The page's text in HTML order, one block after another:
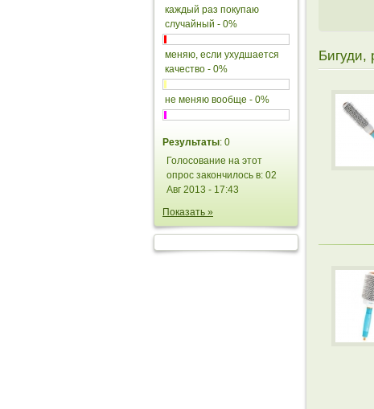
каждый раз покупаю
случайный - 0%
меняю, если ухудшается
качество - 0%
не меняю вообще - 0%
Результаты: 0
Голосование на этот
опрос закончилось в: 02
Авг 2013 - 17:43
Показать »
Бигуди,